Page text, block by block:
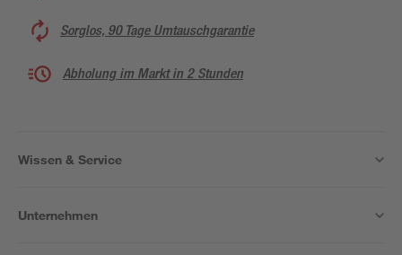
Sorglos, 90 Tage Umtauschgarantie
Abholung im Markt in 2 Stunden
Wissen & Service
Unternehmen